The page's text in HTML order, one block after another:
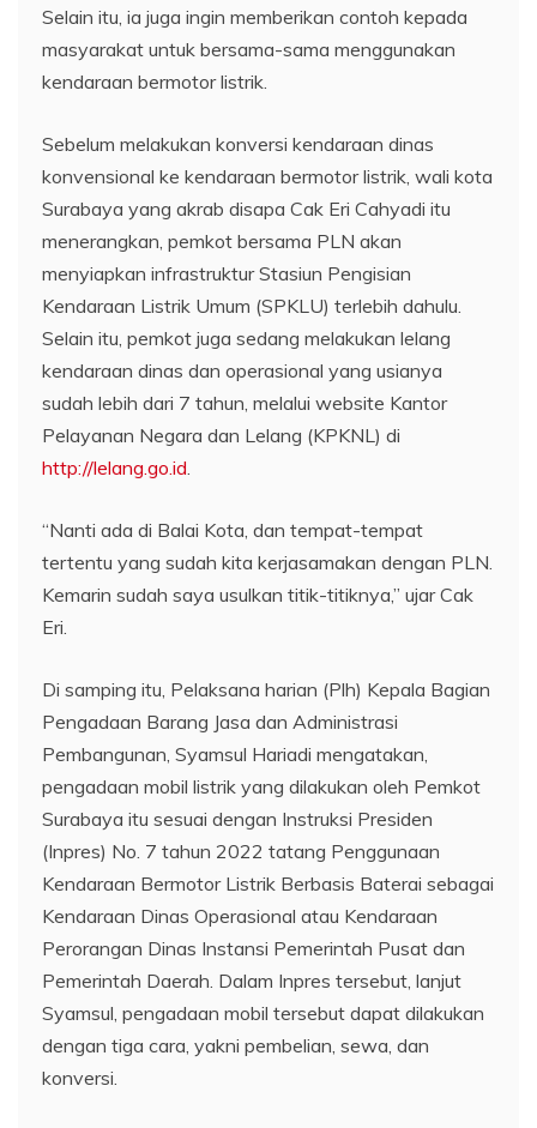
Selain itu, ia juga ingin memberikan contoh kepada
masyarakat untuk bersama-sama menggunakan
kendaraan bermotor listrik.
Sebelum melakukan konversi kendaraan dinas
konvensional ke kendaraan bermotor listrik, wali kota
Surabaya yang akrab disapa Cak Eri Cahyadi itu
menerangkan, pemkot bersama PLN akan
menyiapkan infrastruktur Stasiun Pengisian
Kendaraan Listrik Umum (SPKLU) terlebih dahulu.
Selain itu, pemkot juga sedang melakukan lelang
kendaraan dinas dan operasional yang usianya
sudah lebih dari 7 tahun, melalui website Kantor
Pelayanan Negara dan Lelang (KPKNL) di
http://lelang.go.id
“Nanti ada di Balai Kota, dan tempat-tempat
tertentu yang sudah kita kerjasamakan dengan PLN.
Kemarin sudah saya usulkan titik-titiknya,” ujar Cak
Eri.
Di samping itu, Pelaksana harian (Plh) Kepala Bagian
Pengadaan Barang Jasa dan Administrasi
Pembangunan, Syamsul Hariadi mengatakan,
pengadaan mobil listrik yang dilakukan oleh Pemkot
Surabaya itu sesuai dengan Instruksi Presiden
(Inpres) No. 7 tahun 2022 tatang Penggunaan
Kendaraan Bermotor Listrik Berbasis Baterai sebagai
Kendaraan Dinas Operasional atau Kendaraan
Perorangan Dinas Instansi Pemerintah Pusat dan
Pemerintah Daerah. Dalam Inpres tersebut, lanjut
Syamsul, pengadaan mobil tersebut dapat dilakukan
dengan tiga cara, yakni pembelian, sewa, dan
konversi.